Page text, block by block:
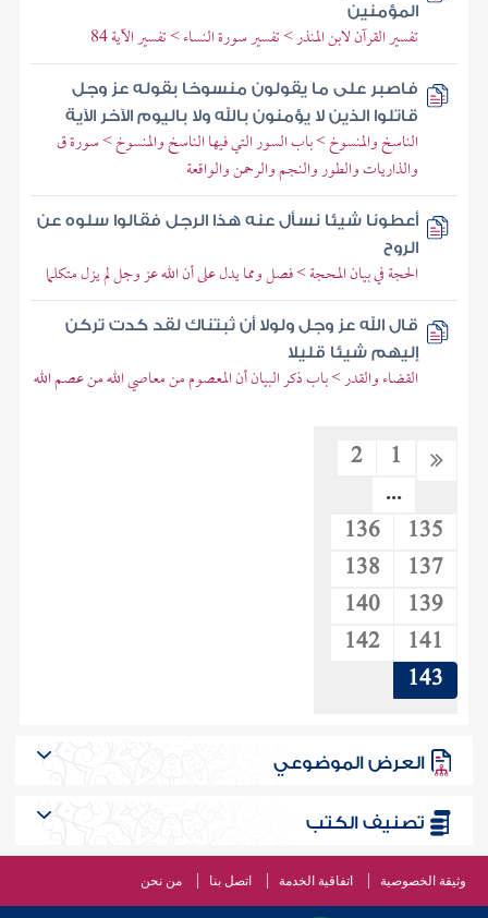
المؤمنين
تفسير القرآن لابن المنذر > تفسير سورة النساء > تفسير الآية 84
فاصبر على ما يقولون منسوخا بقوله عز وجل
قاتلوا الذين لا يؤمنون بالله ولا باليوم الآخر الآية
الناسخ والمنسوخ > باب السور التي فيها الناسخ والمنسوخ > سورة ق
والذاريات والطور والنجم والرحمن والواقعة
أعطونا شيئا نسأل عنه هذا الرجل فقالوا سلوه عن
الروح
الحجة في بيان المحجة > فصل ومما يدل على أن الله عز وجل لم يزل متكلما
قال الله عز وجل ولولا أن ثبتناك لقد كدت تركن
إليهم شيئا قليلا
القضاء والقدر > باب ذكر البيان أن المعصوم من معاصي الله من عصم الله
1
2
...
135
136
137
138
139
140
141
142
143
العرض الموضوعي
تصنيف الكتب
وثيقة الخصوصية اتفاقية الخدمة اتصل بنا من نحن